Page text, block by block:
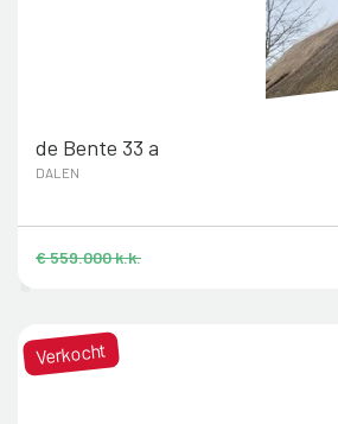
de Bente 33 a
DALEN
€ 559.000 k.k.
Verkocht